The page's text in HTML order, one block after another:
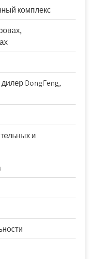
комплекс
DongFeng,
и